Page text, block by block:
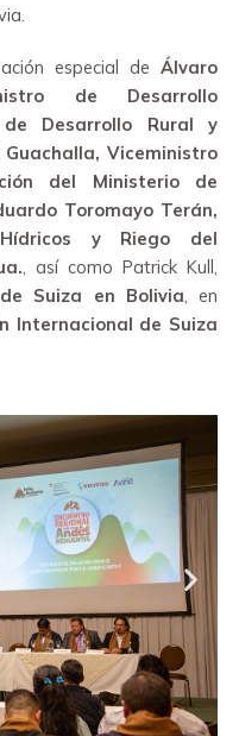
especial deÁlvaro
de Desarrollo
Desarrollo Rural y
Viceministro
del Ministerio de
Toromayo Terán,
y Riego del
, así como Patrick Kull,
Suiza en Bolivia, en
Internacional de Suiza